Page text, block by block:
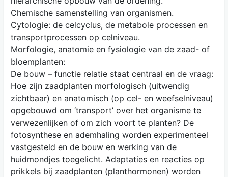
Chemische samenstelling van organismen.
Cytologie: de celcyclus, de metabole processen en
transportprocessen op celniveau.
Morfologie, anatomie en fysiologie van de zaad- of
bloemplanten:
De bouw – functie relatie staat centraal en de vraag:
Hoe zijn zaadplanten morfologisch (uitwendig
zichtbaar) en anatomisch (op cel- en weefselniveau)
opgebouwd om ‘transport’ over het organisme te
verwezenlijken of om zich voort te planten? De
fotosynthese en ademhaling worden experimenteel
vastgesteld en de bouw en werking van de
huidmondjes toegelicht. Adaptaties en reacties op
prikkels bij zaadplanten (planthormonen) worden